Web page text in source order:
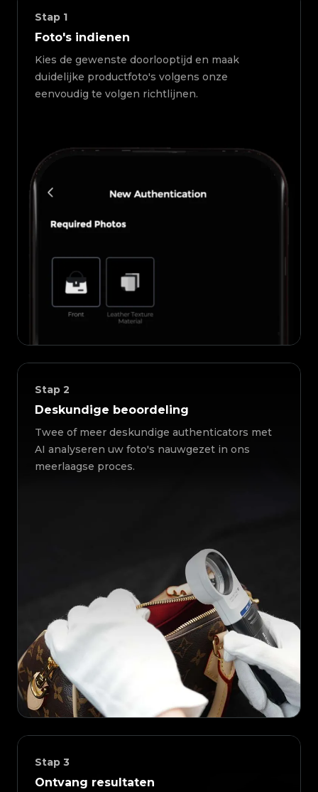
Stap 1
Foto's indienen
Kies de gewenste doorlooptijd en maak
duidelijke productfoto's volgens onze
eenvoudig te volgen richtlijnen.
Stap 2
Deskundige beoordeling
Twee of meer deskundige authenticators met
AI analyseren uw foto's nauwgezet in ons
meerlaagse proces.
Stap 3
Ontvang resultaten